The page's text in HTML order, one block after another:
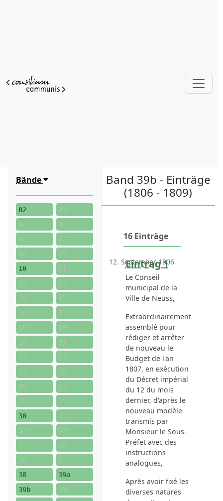
Bände
02
03
04
05
06
07
08
09
10
11
12
13
14
15
16
17
18
19
20
21
22
23
24
25
26
27
28
29
30
31
32
33
34
35
36
37
38
39a
39b
39c
Band 39b - Einträge
(1806 - 1809)
16 Einträge
Eintrag 1
12. September 1806
Le Conseil
municipal de la
Ville de Neuss,
Extraordinairement
assemblé pour
rédiger et arrêter
de nouveau le
Budget de l'an
1807, en exécution
du Décret impérial
du 12 du mois
dernier, d'après le
nouveau modèle
transmis par
Monsieur le Sous-
Préfetavec des
instructions
analogues,
Après avoir fixé les
diverses natures